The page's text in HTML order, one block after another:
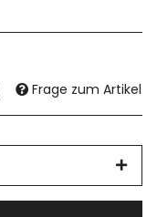
Frage zum Artikel